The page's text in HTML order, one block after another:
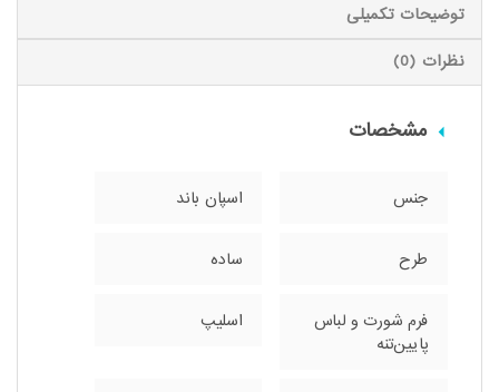
توضیحات تکمیلی
نظرات (0)
مشخصات
جنس اسپان باند
طرح ساده
فرم شورت و لباس
پایین‌تنه
اسلیپ